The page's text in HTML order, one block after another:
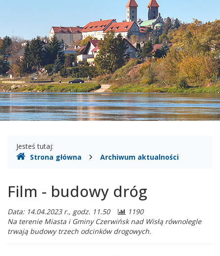
Gdzie
jesteśmy
Jesteś tutaj:
Strona główna
Archiwum aktualności
Film - budowy dróg
Data: 14.04.2023 r., godz. 11.50
1190
Na terenie Miasta i Gminy Czerwińsk nad Wisłą równolegle
trwają budowy trzech odcinków drogowych.